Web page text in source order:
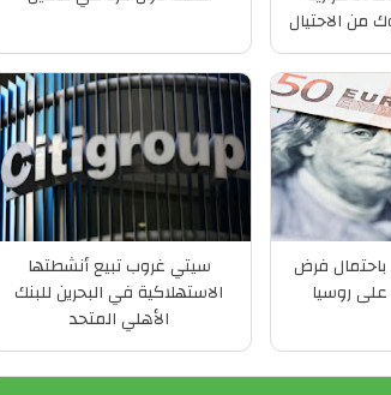
من الاحتيال
باحتمال فرض
روسيا
سيتي غروب تبيع أنشطتها
الاستهلاكية في البحرين للبنك
الأهلي المتحد